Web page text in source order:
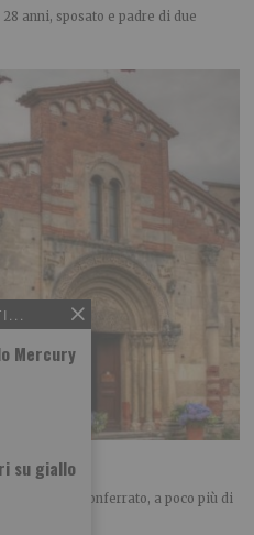
Mercury
su giallo
anni, sposato e padre di due
cuore del Monferrato, a poco più di